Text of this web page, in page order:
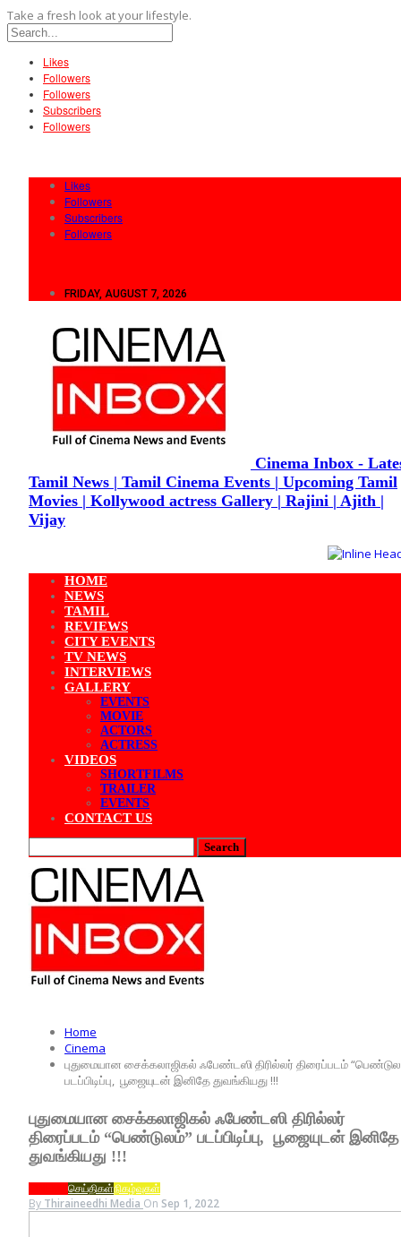
Take a fresh look at your lifestyle.
Likes
Followers
Followers
Subscribers
Followers
Likes
Followers
Subscribers
Followers
FRIDAY, AUGUST 7, 2026
Cinema Inbox -
Tamil News | Tamil Cinema Events | Upcoming Tamil
Movies | Kollywood actress Gallery | Rajini | Ajith |
Vijay
HOME
NEWS
TAMIL
REVIEWS
CITY EVENTS
TV NEWS
INTERVIEWS
GALLERY
EVENTS
MOVIE
ACTORS
ACTRESS
VIDEOS
SHORTFILMS
TRAILER
EVENTS
CONTACT US
Home
Cinema
புதுமையான சைக்கலாஜிகல் ஃபேண்டஸி திரில்லர் திரைப்படம்
படப்பிடிப்பு, பூஜையுடன் இனிதே துவங்கியது !!!
புதுமையான சைக்கலாஜிகல் ஃபேண்டஸி திரில்லர்
திரைப்படம் “பெண்டுலம்” படப்பிடிப்பு, பூஜையுடன் இனிதே
துவங்கியது !!!
செய்திகள்நிகழ்வுகள்
By Thiraineedhi Media On Sep 1, 2022